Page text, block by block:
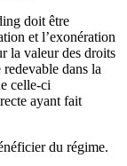
doit être
et l’exonération
la valeur des droits
dans la
celle-ci
ayant fait
du régime.